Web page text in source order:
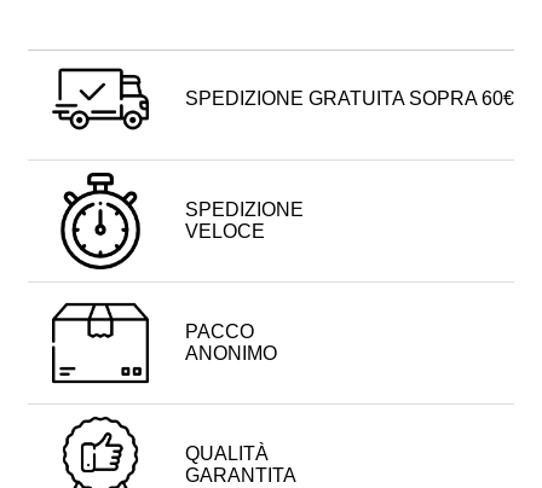
SPEDIZIONE GRATUITA SOPRA 60€
SPEDIZIONE
VELOCE
PACCO
ANONIMO
QUALITÀ
GARANTITA